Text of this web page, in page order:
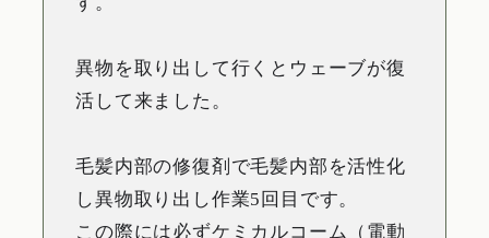
異物を取り出して行くとウェーブが復
活して来ました。
毛髪内部の修復剤で毛髪内部を活性化
し異物取り出し作業5回目です​。
この際には必ずケミカルコーム（電動